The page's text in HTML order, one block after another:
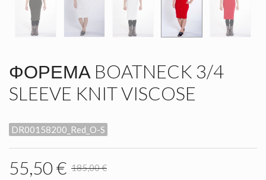
ΦΟΡΕΜΑ BOATNECK 3/4
SLEEVE KNIT VISCOSE
DR00158200_Red_O-S
55,50 € 185,00 €